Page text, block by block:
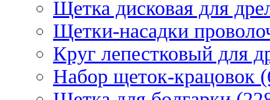
Щетка дисковая для
Щетки-насадки
Круг лепестковый для
Набор щеток-крацовок